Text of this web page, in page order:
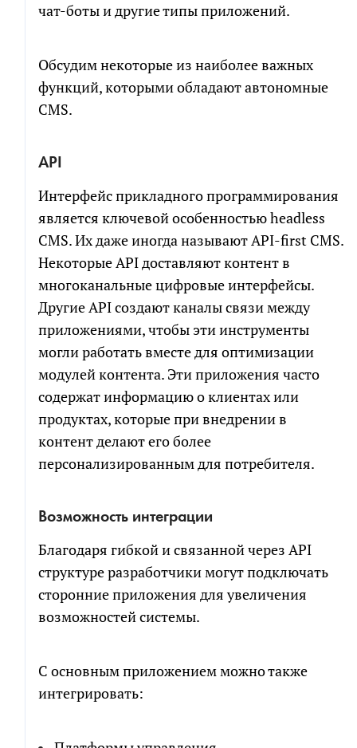
чат-боты и другие типы приложений.
Обсудим некоторые из наиболее важных
функций, которыми обладают автономные
CMS.
API
Интерфейс прикладного программирования
является ключевой особенностью headless
CMS. Их даже иногда называют API-first CMS.
Некоторые API доставляют контент в
многоканальные цифровые интерфейсы.
Другие API создают каналы связи между
приложениями, чтобы эти инструменты
могли работать вместе для оптимизации
модулей контента. Эти приложения часто
содержат информацию о клиентах или
продуктах, которые при внедрении в
контент делают его более
персонализированным для потребителя.
Возможность интеграции
Благодаря гибкой и связанной через API
структуре разработчики могут подключать
сторонние приложения для увеличения
возможностей системы.
С основным приложением можно также
интегрировать: